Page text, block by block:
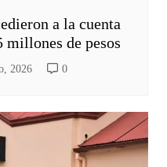
a la cuenta
millones de pesos
2026 0